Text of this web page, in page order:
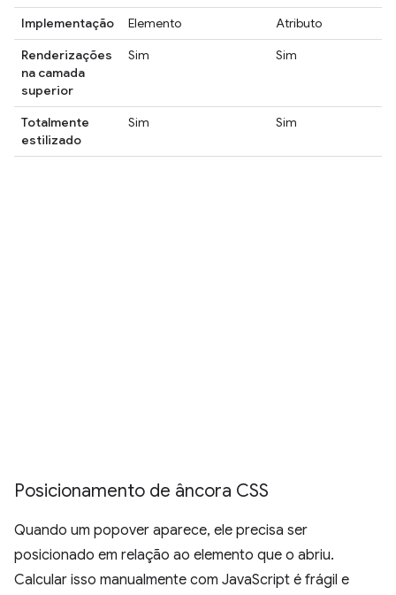
Implementação Elemento
Atributo
Renderizações
na camada
superior
Sim Sim
Totalmente
estilizado
Sim Sim
Posicionamento de âncora CSS
Quando um popover aparece, ele precisa ser
posicionado em relação ao elemento que o abriu.
Calcular isso manualmente com JavaScript é frágil e